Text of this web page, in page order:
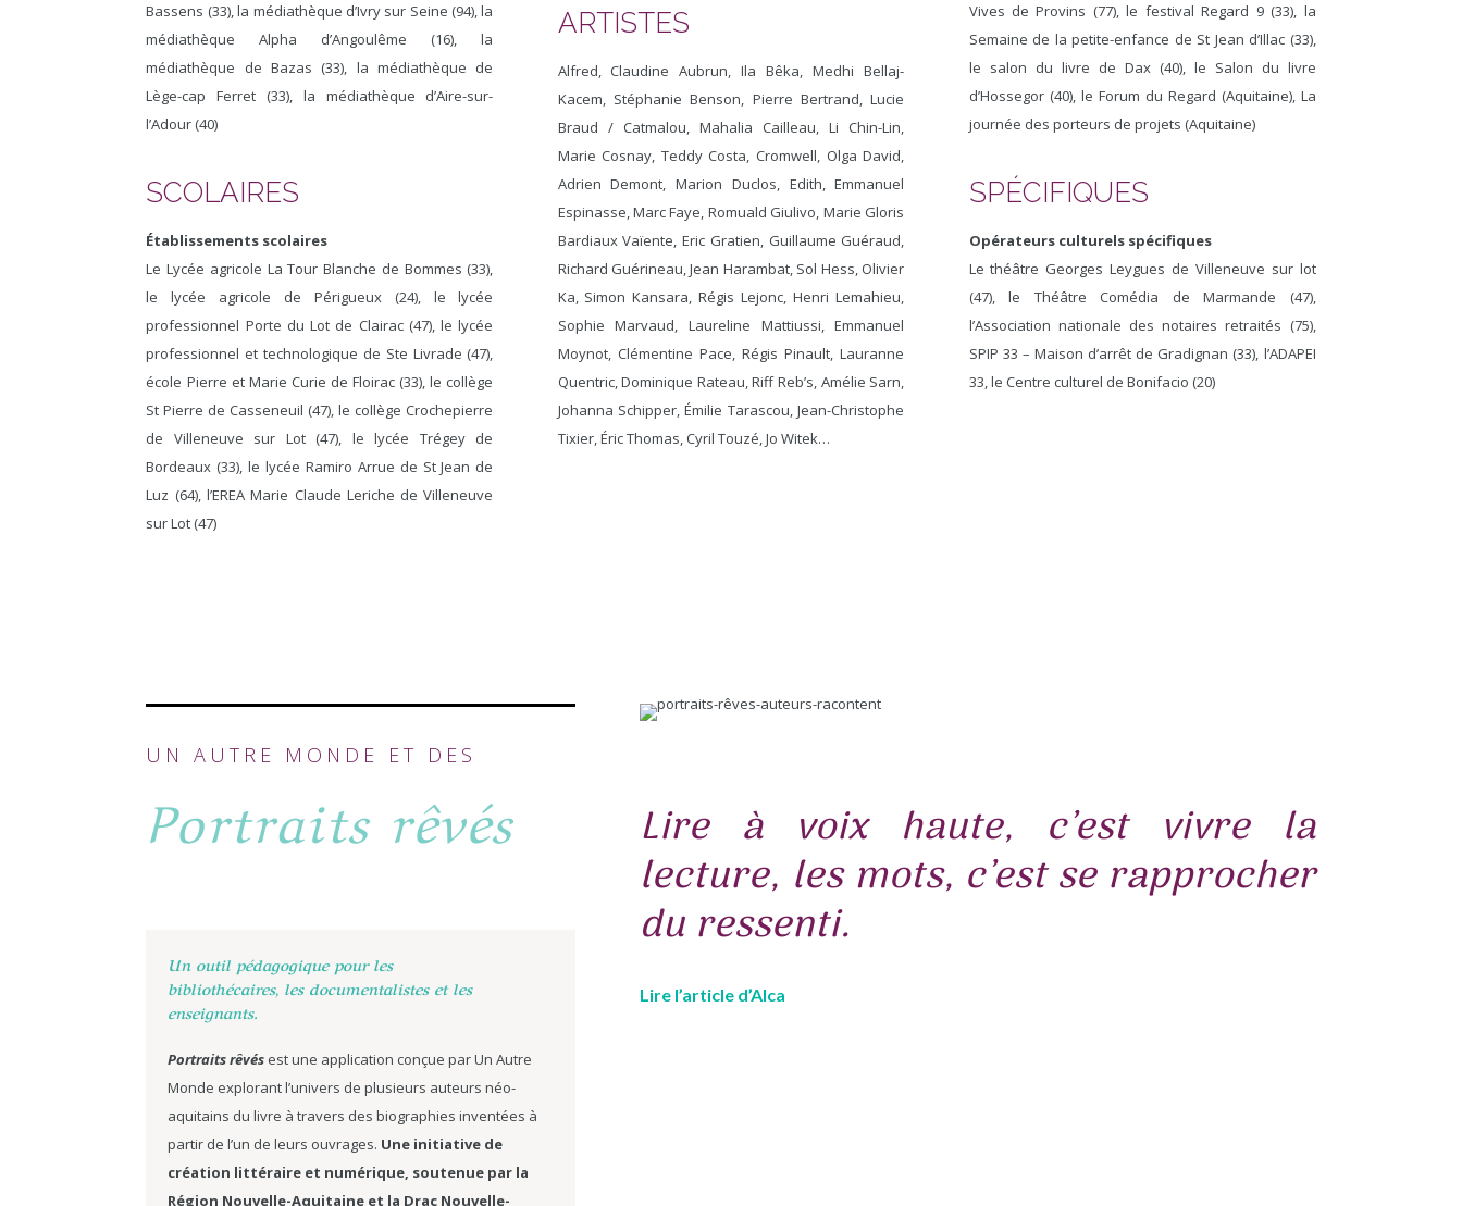
Bassens (33), la médiathèque d’Ivry sur Seine (94), la
médiathèque Alpha d’Angoulême (16), la
médiathèque de Bazas (33), la médiathèque de
Lège-cap Ferret (33), la médiathèque d’Aire-sur-
l’Adour (40)
SCOLAIRES
Établissements scolaires
Le Lycée agricole La Tour Blanche de Bommes (33),
le lycée agricole de Périgueux (24), le lycée
professionnel Porte du Lot de Clairac (47), le lycée
professionnel et technologique de Ste Livrade (47),
école Pierre et Marie Curie de Floirac (33), le collège
St Pierre de Casseneuil (47), le collège Crochepierre
de Villeneuve sur Lot (47), le lycée Trégey de
Bordeaux (33), le lycée Ramiro Arrue de St Jean de
Luz (64), l’EREA Marie Claude Leriche de Villeneuve
sur Lot (47)
ARTISTES
Alfred, Claudine Aubrun, Ila Bêka, Medhi Bellaj-
Kacem, Stéphanie Benson, Pierre Bertrand, Lucie
Braud / Catmalou, Mahalia Cailleau, Li Chin-Lin,
Marie Cosnay, Teddy Costa, Cromwell, Olga David,
Adrien Demont, Marion Duclos, Edith, Emmanuel
Espinasse, Marc Faye, Romuald Giulivo, Marie Gloris
Bardiaux Vaïente, Eric Gratien, Guillaume Guéraud,
Richard Guérineau, Jean Harambat, Sol Hess, Olivier
Ka, Simon Kansara, Régis Lejonc, Henri Lemahieu,
Sophie Marvaud, Laureline Mattiussi, Emmanuel
Moynot, Clémentine Pace, Régis Pinault, Lauranne
Quentric, Dominique Rateau, Riff Reb’s, Amélie Sarn,
Johanna Schipper, Émilie Tarascou, Jean-Christophe
Tixier, Éric Thomas, Cyril Touzé, Jo Witek…
Vives de Provins (77), le festival Regard 9 (33), la
Semaine de la petite-enfance de St Jean d’Illac (33),
le salon du livre de Dax (40), le Salon du livre
d’Hossegor (40), le Forum du Regard (Aquitaine), La
journée des porteurs de projets (Aquitaine)
SPÉCIFIQUES
Opérateurs culturels spécifiques
Le théâtre Georges Leygues de Villeneuve sur lot
(47), le Théâtre Comédia de Marmande (47),
l’Association nationale des notaires retraités (75),
SPIP 33 – Maison d’arrêt de Gradignan (33), l’ADAPEI
33, le Centre culturel de Bonifacio (20)
UN AUTRE MONDE ET DES
Portraits rêvés
Un outil pédagogique pour les
bibliothécaires, les documentalistes et les
enseignants.
Portraits rêvés est une application conçue par Un Autre
Monde explorant l’univers de plusieurs auteurs néo-
aquitains du livre à travers des biographies inventées à
partir de l’un de leurs ouvrages. Une initiative de
création littéraire et numérique, soutenue par la
Région Nouvelle-Aquitaine et la Drac Nouvelle-
Lire à voix haute, c’est vivre la
lecture, les mots, c’est se rapprocher
du ressenti.
Lire l’article d’Alca